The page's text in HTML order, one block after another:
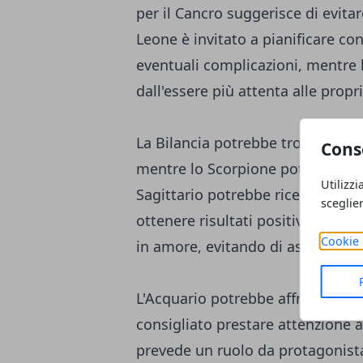
Cookie
per il Cancro suggerisce di
Leone è invitato a pianificare
eventuali complicazioni,
dall'essere più attenta alle
La Bilancia potrebbe trovarsi
mentre lo Scorpione potrebbe
Sagittario potrebbe ricevere
ottenere risultati positivi. Il
in amore, evitando di assumere
L'Acquario potrebbe affrontare
consigliato prestare attenzione
prevede un ruolo da